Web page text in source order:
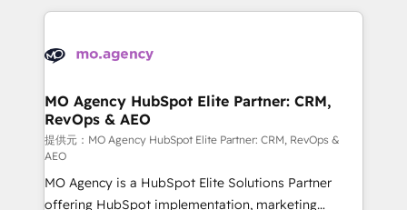
services are offered in both English & French.
onboarding from platforms like Salesforce, NetSuite,
WordPress and legacy CRMs, turning fragmented
architectures that accelerate revenue operations and
performance. - Multi-object CRM migration, cleanup,
and implementation. - Pre-built and custom
integrations across your full tech stack. - Custom
object setup, CMS builds, and full-funnel automation.
- Dashboards, lifecycle campaigns, and lead
MO Agency HubSpot Elite Partner: CRM,
RevOps & AEO
提供元：MO Agency HubSpot Elite Partner: CRM, RevOps &
AEO
MO Agency is a HubSpot Elite Solutions Partner
offering HubSpot implementation, marketing